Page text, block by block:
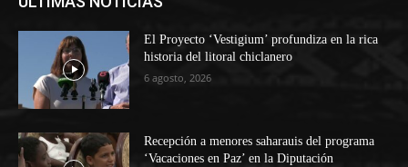
El Proyecto ‘Vestigium’ profundiza en la rica
historia del litoral chiclanero
6 agosto, 2026
Recepción a menores saharauis del programa
‘Vacaciones en Paz’ en la Diputación